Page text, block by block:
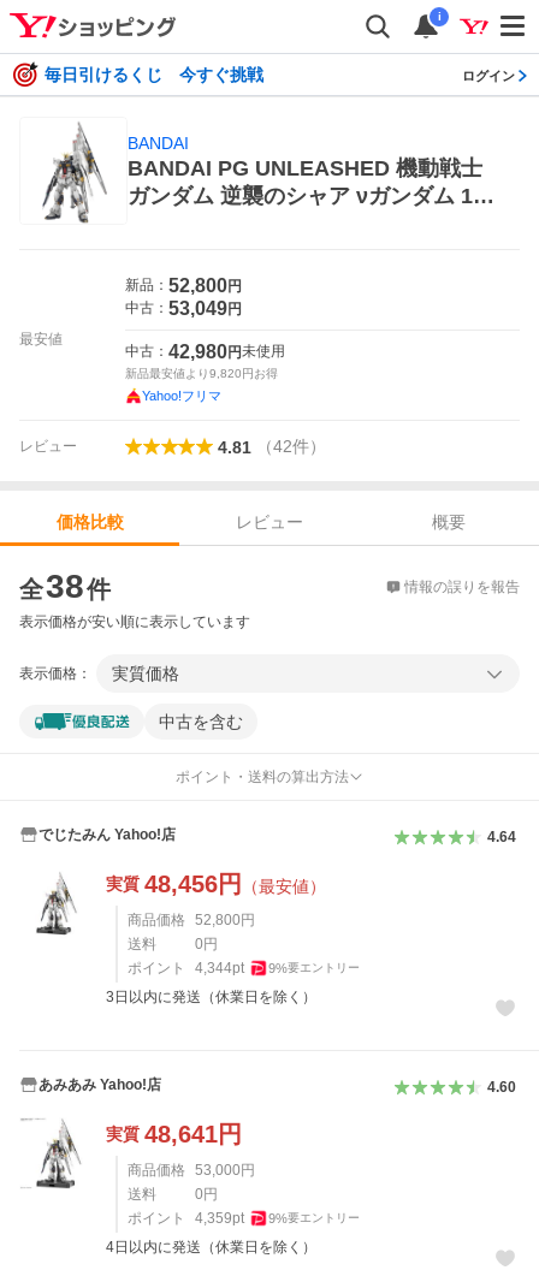
i
毎日引けるくじ 今すぐ挑戦 ログイン
BANDAI
BANDAI PG UNLEASHED 機動戦士
ガンダム 逆襲のシャア νガンダム 1/6
最安値
新品： 52,800円
中古： 53,049円
中古： 42,980円未使用
新品最安値より9,820円お得
Yahoo!フリマ
レビュー 4.81 （42件）
価格比較 レビュー
概要
全38件 情報の誤りを報告
表示価格が安い順に表示しています
表示価格： 実質価格
中古を含む
ポイント・送料の算出方法
でじたみん Yahoo!店 4.64
実質 48,456円 （最安値）
商品価格 52,800 円
送料
0 円
ポイント
4,344pt 9%要エントリー
3日以内に発送（休業日を除く）
あみあみ Yahoo!店 4.60
実質 48,641円
商品価格 53,000 円
送料
0 円
ポイント
4,359pt 9%要エントリー
4日以内に発送（休業日を除く）